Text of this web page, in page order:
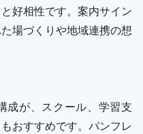
好相性です。案内サイン
場づくりや地域連携の想
成が、スクール、学習支
おすすめです。パンフレ